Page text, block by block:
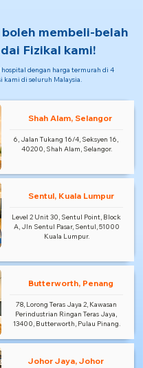
membeli-belah
Fizikal kami!
dengan harga termurah di 4
kami di seluruh Malaysia.
Shah Alam, Selangor
6, Jalan Tukang 16/4, Seksyen 16,
40200, Shah Alam, Selangor.
Sentul, Kuala Lumpur
Level 2 Unit 30, Sentul Point, Block
A, Jln Sentul Pasar, Sentul, 51000
Kuala Lumpur.
Butterworth, Penang
78, Lorong Teras Jaya 2, Kawasan
Perindustrian Ringan Teras Jaya,
13400, Butterworth, Pulau Pinang.
Johor Jaya, Johor